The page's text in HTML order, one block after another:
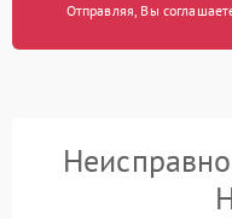
Отправляя, Вы